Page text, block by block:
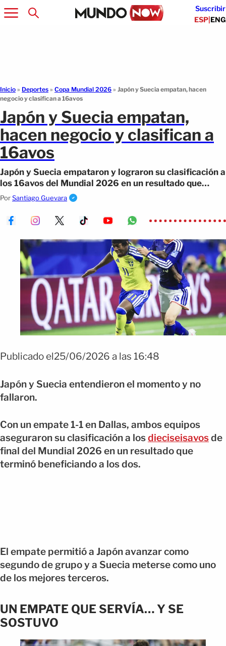
Suscribir
ESP|ENG
Inicio » Deportes » Copa Mundial 2026 » Japón y Suecia empatan, hacen
negocio y clasifican a 16avos
Japón y Suecia empatan,
hacen negocio y clasifican a
16avos
Japón y Suecia empataron y lograron su clasificación a
los 16avos del Mundial 2026 en un resultado que
benefició a ambos equipos.
PorSantiago Guevara
Publicado el25/06/2026 a las 16:48
Japón y Suecia entendieron el momento y no
fallaron.
Con un empate 1-1 en Dallas, ambos equipos
aseguraron su clasificación a losdieciseisavosde
final del Mundial 2026 en un resultado que
terminó beneficiando a los dos.
El empate permitió a Japón avanzar como
segundo de grupo y a Suecia meterse como uno
de los mejores terceros.
UN EMPATE QUE SERVÍA… Y SE
SOSTUVO